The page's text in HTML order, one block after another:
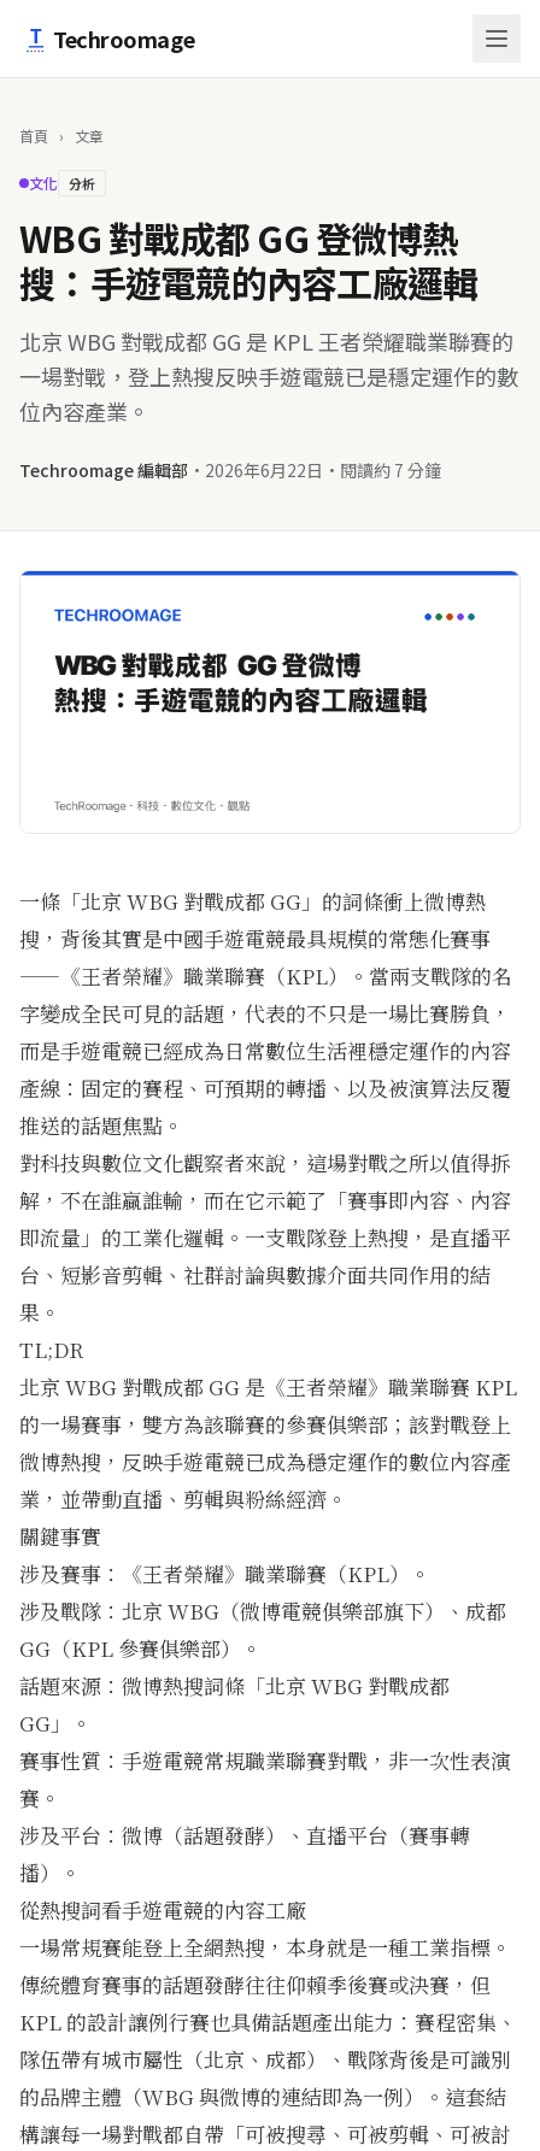
Techroomage
首頁 › 文章
文化 分析
WBG 對戰成都 GG 登微博熱
搜：手遊電競的內容工廠邏輯
北京 WBG 對戰成都 GG 是 KPL 王者榮耀職業聯賽的
一場對戰，登上熱搜反映手遊電競已是穩定運作的數
位內容產業。
Techroomage 編輯部 · 2026年6月22日 · 閱讀約 7 分鐘
一條「北京 WBG 對戰成都 GG」的詞條衝上微博熱
搜，背後其實是中國手遊電競最具規模的常態化賽事
——《王者榮耀》職業聯賽（KPL）。當兩支戰隊的名
字變成全民可見的話題，代表的不只是一場比賽勝負，
而是手遊電競已經成為日常數位生活裡穩定運作的內容
產線：固定的賽程、可預期的轉播、以及被演算法反覆
推送的話題焦點。
對科技與數位文化觀察者來說，這場對戰之所以值得拆
解，不在誰贏誰輸，而在它示範了「賽事即內容、內容
即流量」的工業化邏輯。一支戰隊登上熱搜，是直播平
台、短影音剪輯、社群討論與數據介面共同作用的結
果。
TL;DR
北京 WBG 對戰成都 GG 是《王者榮耀》職業聯賽 KPL
的一場賽事，雙方為該聯賽的參賽俱樂部；該對戰登上
微博熱搜，反映手遊電競已成為穩定運作的數位內容產
業，並帶動直播、剪輯與粉絲經濟。
關鍵事實
涉及賽事：《王者榮耀》職業聯賽（KPL）。
涉及戰隊：北京 WBG（微博電競俱樂部旗下）、成都
GG（KPL 參賽俱樂部）。
話題來源：微博熱搜詞條「北京 WBG 對戰成都
GG」。
賽事性質：手遊電競常規職業聯賽對戰，非一次性表演
賽。
涉及平台：微博（話題發酵）、直播平台（賽事轉
播）。
從熱搜詞看手遊電競的內容工廠
一場常規賽能登上全網熱搜，本身就是一種工業指標。
傳統體育賽事的話題發酵往往仰賴季後賽或決賽，但
KPL 的設計讓例行賽也具備話題產出能力：賽程密集、
隊伍帶有城市屬性（北京、成都）、戰隊背後是可識別
的品牌主體（WBG 與微博的連結即為一例）。這套結
構讓每一場對戰都自帶「可被搜尋、可被剪輯、可被討